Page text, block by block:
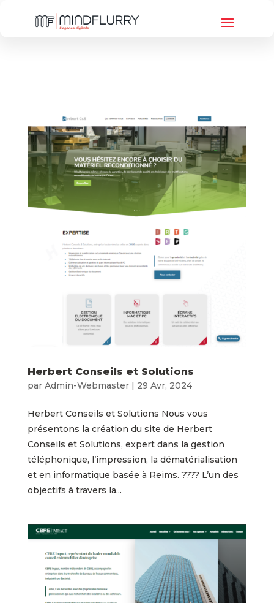
Herbert Conseils et Solutions
par Admin-Webmaster| 29 Avr, 2024
Herbert Conseils et Solutions Nous vous
présentons la création du site de Herbert
Conseils et Solutions, expert dans la gestion
téléphonique, l’impression, la dématérialisation
et en informatique basée à Reims. ???? L’un des
objectifs à travers la...